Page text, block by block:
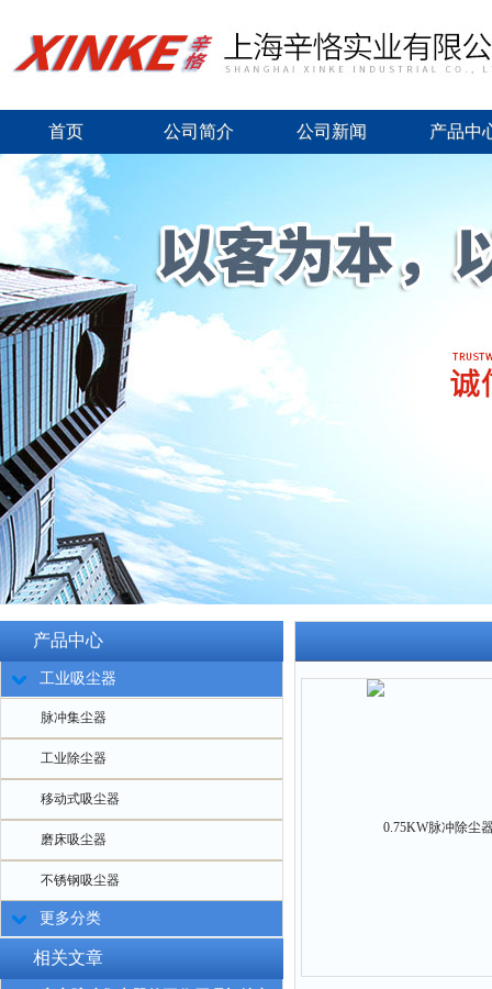
首页 公司简介 公司新闻 产品中
产品中心
工业吸尘器
脉冲集尘器
工业除尘器
移动式吸尘器
磨床吸尘器
不锈钢吸尘器
更多分类
相关文章